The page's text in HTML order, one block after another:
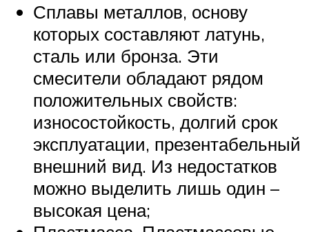
Сплавы металлов, основу
которых составляют латунь,
сталь или бронза. Эти
смесители обладают рядом
положительных свойств:
износостойкость, долгий срок
эксплуатации, презентабельный
внешний вид. Из недостатков
можно выделить лишь один –
высокая цена;